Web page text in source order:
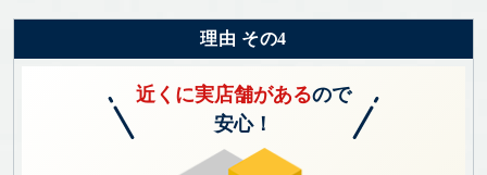
理由 その4
近くに実店舗があるので
安心！